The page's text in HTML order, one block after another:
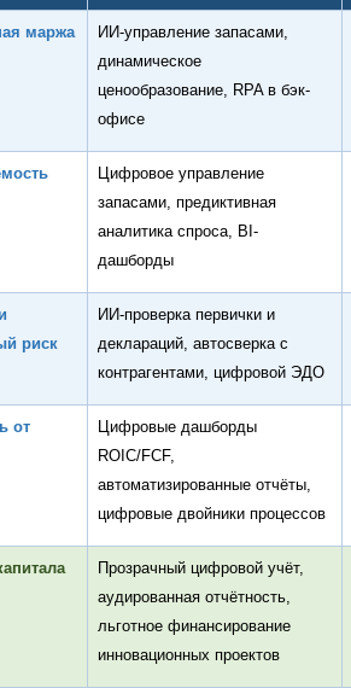
маржа
ИИ-управление запасами,
динамическое
ценообразование, RPA в бэк-
офисе
Цифровое управление
запасами, предиктивная
аналитика спроса, BI-
дашборды
риск
ИИ-проверка первички и
деклараций, автосверка с
контрагентами, цифровой ЭДО
от
Цифровые дашборды
ROIC/FCF,
автоматизированные отчёты,
цифровые двойники процессов
Прозрачный цифровой учёт,
аудированная отчётность,
льготное финансирование
инновационных проектов